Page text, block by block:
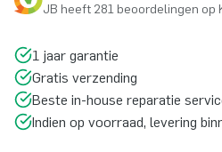
JB heeft 281 beoordelingen op
1 jaar garantie
Gratis verzending
Beste in-house reparatie
Indien op voorraad, levering